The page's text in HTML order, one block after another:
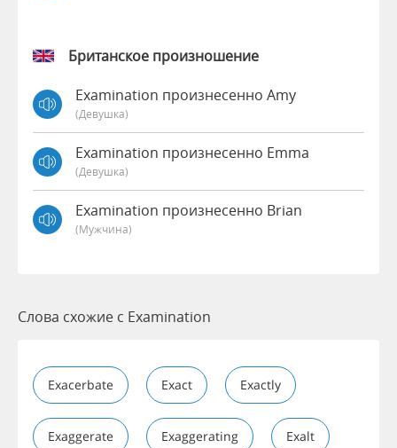
Британское произношение
Examination произнесенно Amy
(девушка)
Examination произнесенно Emma
(девушка)
Examination произнесенно Brian
(мужчина)
Слова схожие с Examination
Exacerbate Exact Exactly
Exaggerate Exaggerating Exalt